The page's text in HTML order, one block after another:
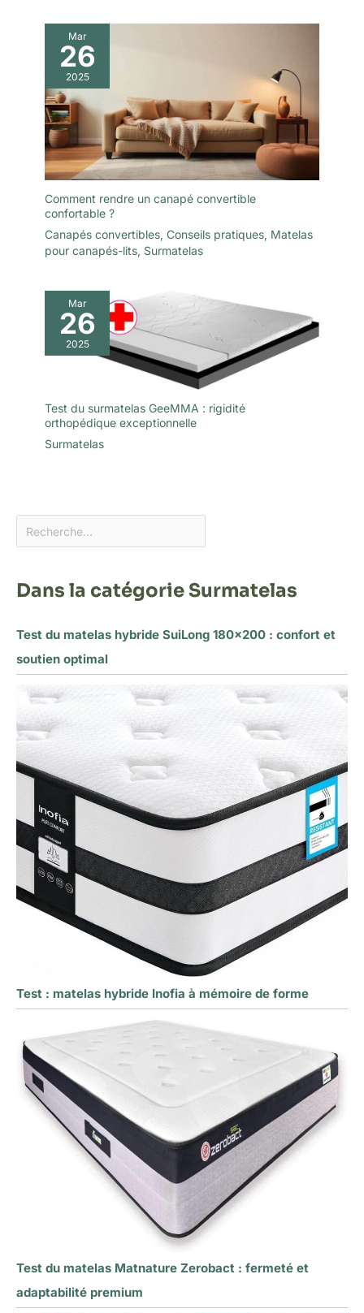
Mar
26
2025
Comment rendre un canapé convertible
confortable ?
Canapés convertibles, Conseils pratiques, Matelas
pour canapés-lits, Surmatelas
Mar
26
2025
Test du surmatelas GeeMMA : rigidité
orthopédique exceptionnelle
Surmatelas
Dans la catégorie Surmatelas
Test du matelas hybride SuiLong 180×200 : confort et
soutien optimal
Test : matelas hybride Inofia à mémoire de forme
Test du matelas Matnature Zerobact : fermeté et
adaptabilité premium